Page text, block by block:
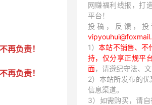
再负责！
再负责！
网赚福利线报，打
平台！
投稿，反馈，投
1）本站不销售、不
持，仅分享正规平
面，请遵纪守法、文
2）本站所发布的
信息渠道。
3）如需购买，请